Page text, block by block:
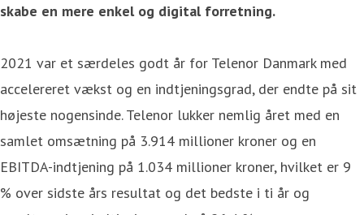
skabe en mere enkel og digital forretning.
2021 var et særdeles godt år for Telenor Danmark med
accelereret vækst og en indtjeningsgrad, der endte på sit
højeste nogensinde. Telenor lukker nemlig året med en
samlet omsætning på 3.914 millioner kroner og en
EBITDA-indtjening på 1.034 millioner kroner, hvilket er 9
% over sidste års resultat og det bedste i ti år og